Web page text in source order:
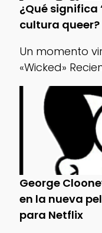
¿Qué significa
cultura queer?
Un momento
«Wicked»
George
en la nueva
para Netflix